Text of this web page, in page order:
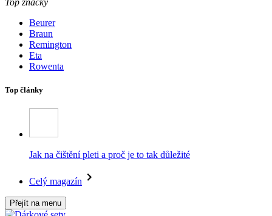
Beurer
Braun
Remington
Eta
Rowenta
Top články
Jak na čištění pleti a proč je to tak důležité
Celý magazín
Přejít na menu